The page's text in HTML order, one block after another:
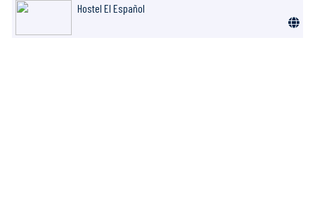
Hostel El Español